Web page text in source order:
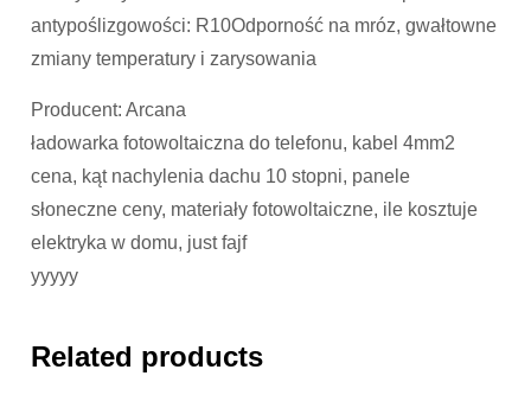
antypoślizgowości: R10Odporność na mróz, gwałtowne
zmiany temperatury i zarysowania
Producent: Arcana
ładowarka fotowoltaiczna do telefonu, kabel 4mm2
cena, kąt nachylenia dachu 10 stopni, panele
słoneczne ceny, materiały fotowoltaiczne, ile kosztuje
elektryka w domu, just fajf
yyyyy
Related products